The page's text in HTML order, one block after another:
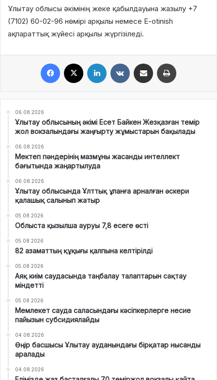
Ұлытау облысы әкімінің жеке қабылдауына жазылу +7
(7102) 60-02-96 нөмірі арқылы немесе E-otinish
ақпараттық жүйесі арқылы жүргізіледі.
06.08.2026
Ұлытау облысының әкімі Есет Байкен Жезқазған темір
жол вокзалындағы жаңғырту жұмыстарын бақылады
06.08.2026
Мектеп пәндерінің мазмұны жасанды интеллект
бағытында жаңартылуда
06.08.2026
Ұлытау облысында Ұлттық ұланға арналған әскери
қалашық салынып жатыр
05.08.2026
Облыста қызылша ауруы 7,8 есеге өсті
05.08.2026
82 азаматтың құқығы қалпына келтірілді
05.08.2026
Аяқ киім саудасында таңбалау талаптарын сақтау
міндетті
05.08.2026
Мемлекет сауда саласындағы кәсіпкерлерге несие
пайызын субсидиялайды
04.08.2026
Өңір басшысы Ұлытау ауданындағы бірқатар нысанды
аралады
04.08.2026